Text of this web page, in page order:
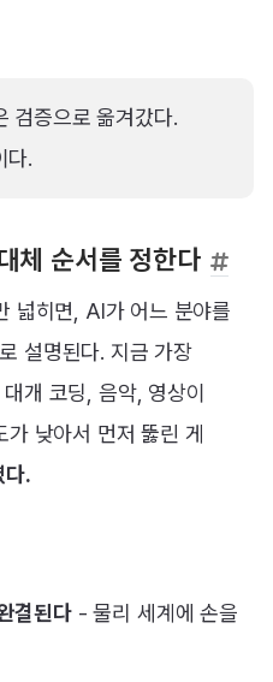
검증으로 옮겨갔다.
다.
체 순서를 정한다
넓히면, AI가 어느 분야를
설명된다. 지금 가장
개 코딩, 음악, 영상이
낮아서 먼저 뚫린 게
다.
결된다- 물리 세계에 손을